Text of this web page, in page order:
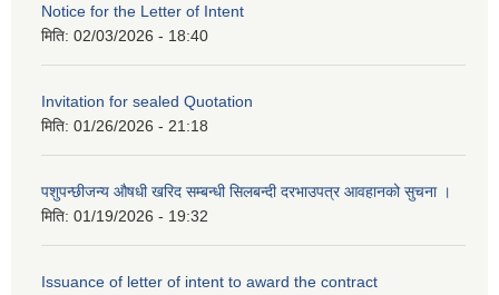
Notice for the Letter of Intent
मिति: 02/03/2026 - 18:40
Invitation for sealed Quotation
मिति: 01/26/2026 - 21:18
पशुपन्छीजन्य औषधी खरिद सम्बन्धी सिलबन्दी दरभाउपत्र आवहानको सुचना ।
मिति: 01/19/2026 - 19:32
Issuance of letter of intent to award the contract